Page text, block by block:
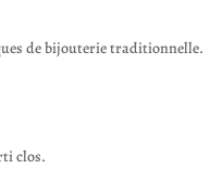
de bijouterie traditionnelle.
clos.